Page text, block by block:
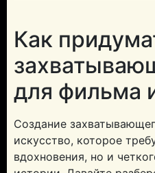
©
Как
для фильма
Создание
искусство, которое
вдохновения, но и